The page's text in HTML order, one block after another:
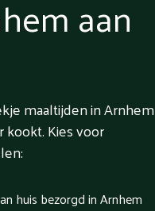
aan
maaltijden in Arnhem
Kies voor
huis bezorgd in Arnhem